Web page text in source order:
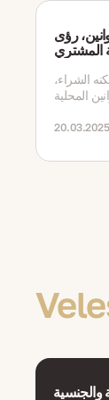
2025: القوانين، رؤى
المشتري
الشراء،
المحلية
20.03.2025
والجنسية